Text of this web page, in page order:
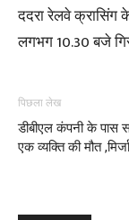
ददरा रेलवे
लगभग 10.30 बजे
पिछला लेख
डीबीएल कंपनी के पास
एक व्यक्ति की मौत